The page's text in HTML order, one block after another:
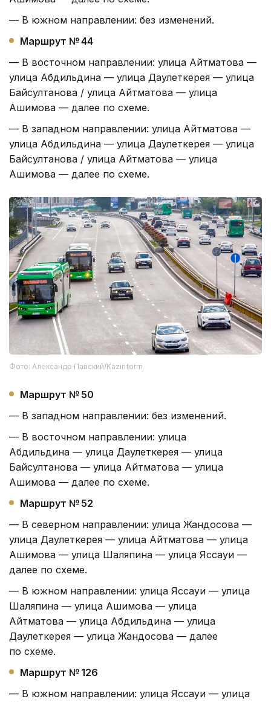
— В южном направлении: без изменений.
Маршрут № 44
— В восточном направлении: улица Айтматова —
улица Абдильдина — улица Даулеткерея — улица
Байсултанова / улица Айтматова — улица
Ашимова — далее по схеме.
— В западном направлении: улица Айтматова —
улица Абдильдина — улица Даулеткерея — улица
Байсултанова / улица Айтматова — улица
Ашимова — далее по схеме.
Фото: Александр Павский/Kazinform
Маршрут № 50
— В западном направлении: без изменений.
— В восточном направлении: улица
Абдильдина — улица Даулеткерея — улица
Байсултанова — улица Айтматова — улица
Ашимова — далее по схеме.
Маршрут № 52
— В северном направлении: улица Жандосова —
улица Даулеткерея — улица Айтматова — улица
Ашимова — улица Шаляпина — улица Яссауи —
далее по схеме.
— В южном направлении: улица Яссауи — улица
Шаляпина — улица Ашимова — улица
Айтматова — улица Абдильдина — улица
Даулеткерея — улица Жандосова — далее
по схеме.
Маршрут № 126
— В южном направлении: улица Яссауи — улица